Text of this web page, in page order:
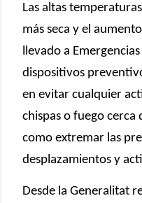
Las altas
más seca y el
llevado a
dispositivos
en evitar cualquier
chispas o fuego cerca
como extremar las
desplazamientos y
Desde la Generalitat